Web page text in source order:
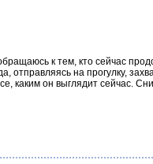
к тем, кто сейчас
отправляясь на прогулку,
каким он выглядит сейчас.